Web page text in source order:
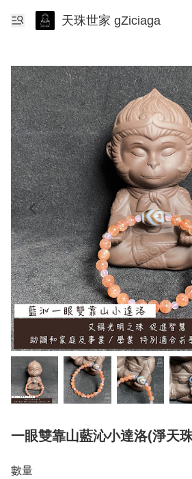
天珠世家 gZiciaga
一眼雙靠山藍沁小達洛(淨天
數量